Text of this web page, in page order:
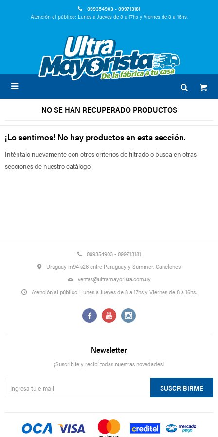
099354903 - 099713181
Atención al público: Lunes a Jueves de 8 a 17hs y Viernes de 8 a 16hs.

NO SE HAN RECUPERADO PRODUCTOS
¡Lo sentimos! No hay productos en esta sección.
Inténtalo nuevamente con otros criterios de filtrado o busca en otras
secciones de nuestro catálogo.
099354903 - 099713181
Uruguay m94 s26 entre Paraguay y Summer, Canelones
ventas@ultramayorista.com.uy
Atención al público: Lunes a Jueves de 8 a 17hs y Viernes de 8 a 16hs.
  
Newsletter
¡Suscribite y recibí todas nuestras novedades!
SUSCRIBIRME